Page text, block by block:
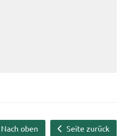
Seite zurück
Nach oben